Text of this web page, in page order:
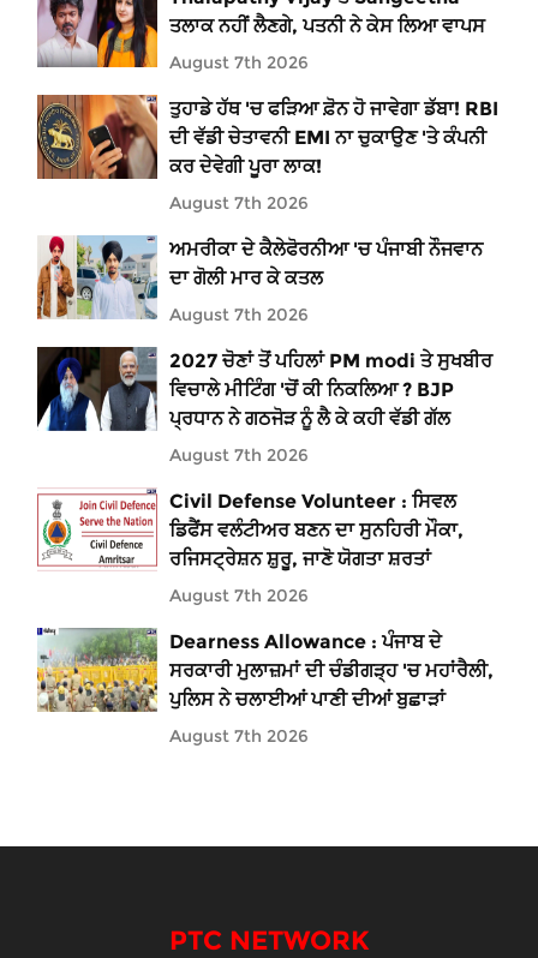
ਤਲਾਕ ਨਹੀਂ ਲੈਣਗੇ, ਪਤਨੀ ਨੇ ਕੇਸ ਲਿਆ ਵਾਪਸ
August 7th 2026
ਤੁਹਾਡੇ ਹੱਥ 'ਚ ਫੜਿਆ ਫ਼ੋਨ ਹੋ ਜਾਵੇਗਾ ਡੱਬਾ! RBI
ਦੀ ਵੱਡੀ ਚੇਤਾਵਨੀ EMI ਨਾ ਚੁਕਾਉਣ 'ਤੇ ਕੰਪਨੀ
ਕਰ ਦੇਵੇਗੀ ਪੂਰਾ ਲਾਕ!
August 7th 2026
ਅਮਰੀਕਾ ਦੇ ਕੈਲੇਫੋਰਨੀਆ 'ਚ ਪੰਜਾਬੀ ਨੌਜਵਾਨ
ਦਾ ਗੋਲੀ ਮਾਰ ਕੇ ਕਤਲ
August 7th 2026
2027 ਚੋਣਾਂ ਤੋਂ ਪਹਿਲਾਂ PM modi ਤੇ ਸੁਖਬੀਰ
ਵਿਚਾਲੇ ਮੀਟਿੰਗ 'ਚੋਂ ਕੀ ਨਿਕਲਿਆ ? BJP
ਪ੍ਰਧਾਨ ਨੇ ਗਠਜੋੜ ਨੂੰ ਲੈ ਕੇ ਕਹੀ ਵੱਡੀ ਗੱਲ
August 7th 2026
Civil Defense Volunteer : ਸਿਵਲ
ਡਿਫੈਂਸ ਵਲੰਟੀਅਰ ਬਣਨ ਦਾ ਸੁਨਹਿਰੀ ਮੌਕਾ,
ਰਜਿਸਟ੍ਰੇਸ਼ਨ ਸ਼ੁਰੂ, ਜਾਣੋ ਯੋਗਤਾ ਸ਼ਰਤਾਂ
August 7th 2026
Dearness Allowance : ਪੰਜਾਬ ਦੇ
ਸਰਕਾਰੀ ਮੁਲਾਜ਼ਮਾਂ ਦੀ ਚੰਡੀਗੜ੍ਹ 'ਚ ਮਹਾਂਰੈਲੀ,
ਪੁਲਿਸ ਨੇ ਚਲਾਈਆਂ ਪਾਣੀ ਦੀਆਂ ਬੁਛਾੜਾਂ
August 7th 2026
PTC NETWORK